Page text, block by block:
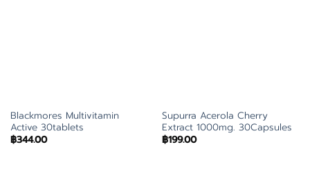
Blackmores Multivitamin
Active 30tablets
฿344.00
Supurra Acerola Cherry
Extract 1000mg. 30Capsules
฿199.00